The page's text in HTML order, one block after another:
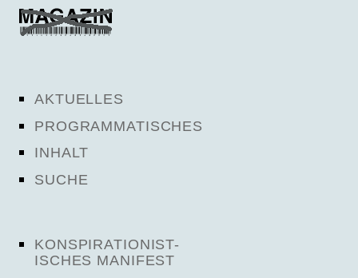
AKTUELLES
PROGRAMMATISCHES
INHALT
SUCHE
KONSPIRATIONIST-
ISCHES MANIFEST